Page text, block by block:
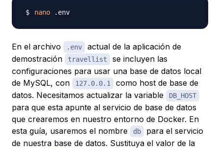
nano
En el archivo .env
actual de la aplicación de
demostración
travellist
se incluyen las
configuraciones para usar una base de datos local
de MySQL, con
127.0.0.1
como host de base de
datos. Necesitamos actualizar la variable
DB_HOST
para que esta apunte al servicio de base de datos
que crearemos en nuestro entorno de Docker. En
esta guía, usaremos el nombre
db
para el servicio
de nuestra base de datos. Sustituya el valor de la